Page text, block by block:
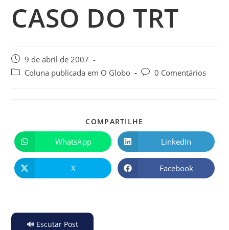
CASO DO TRT
9 de abril de 2007
Coluna publicada em O Globo
0 Comentários
COMPARTILHE
WhatsApp LinkedIn
X Facebook
🔊 Escutar Post